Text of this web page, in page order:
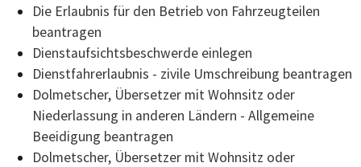
Die Erlaubnis für den Betrieb von Fahrzeugteilen
beantragen
Dienstaufsichtsbeschwerde einlegen
Dienstfahrerlaubnis - zivile Umschreibung beantragen
Dolmetscher, Übersetzer mit Wohnsitz oder
Niederlassung in anderen Ländern - Allgemeine
Beeidigung beantragen
Dolmetscher, Übersetzer mit Wohnsitz oder